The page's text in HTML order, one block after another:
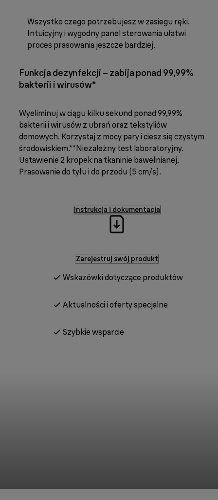
Wszystko czego potrzebujesz w zasiegu ręki.
Intuicyjny i wygodny panel sterowania ułatwi
proces prasowania jeszcze bardziej.
Funkcja dezynfekcji – zabija ponad 99,99%
bakterii i wirusów*
Wyeliminuj w ciągu kilku sekund ponad 99,99%
bakterii i wirusów z ubrań oraz tekstyliów
domowych. Korzystaj z mocy pary i ciesz się czystym
środowiskiem.**Niezależny test laboratoryjny.
Ustawienie 2 kropek na tkaninie bawełnianej.
Prasowanie do tyłu i do przodu (5 cm/s).
Instrukcja i dokumentacja
Zarejestruj swój produkt
Wskazówki dotyczące produktów
Aktualności i oferty specjalne
Szybkie wsparcie